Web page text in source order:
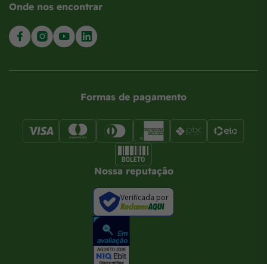
Onde nos encontrar
Formas de pagamento
Nossa reputação
Verificada por